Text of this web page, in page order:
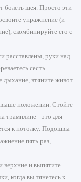
болеть шея. Просто эти
упражнение (и
скомбинируйте его с
расставлены, руки над
сесть.
дыхание, втяните живот
положении. Стойте
трамплине - это для
к потолку. Подошвы
пять раз,
верхние и выпятите
когда вы тянетесь к